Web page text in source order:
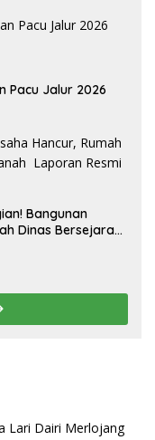
Pacu Jalur 2026
Bangunan
Dinas Bersejarah